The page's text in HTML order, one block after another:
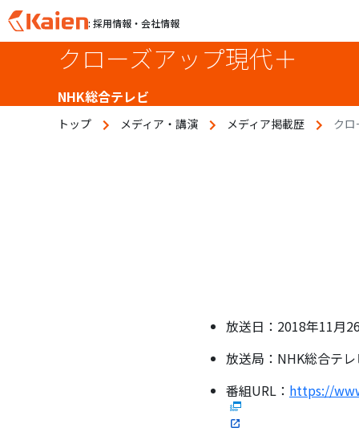
p
: 採用情報・会社情報
クローズアップ現代＋
NHK総合テレビ
トップ メディア・講演 メディア掲載歴 ク
放送日：2018年11月
放送局：NHK総合テ
番組URL： https://